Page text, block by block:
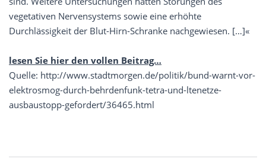
vegetativen Nervensystems sowie eine erhöhte
Durchlässigkeit der Blut-Hirn-Schranke nachgewiesen. […]«
lesen Sie hier den vollen Beitrag…
Quelle: http://www.stadtmorgen.de/politik/bund-warnt-vor-
elektrosmog-durch-behrdenfunk-tetra-und-ltenetze-
ausbaustopp-gefordert/36465.html